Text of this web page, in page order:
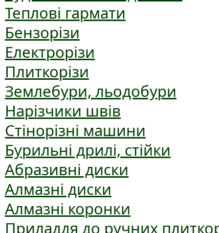
Теплові гармати
Бензорізи
Електрорізи
Плиткорізи
Землебури, льодобури
Нарізчики швів
Стінорізні машини
Бурильні дрилі, стійки
Абразивні диски
Алмазні диски
Алмазні коронки
Приладдя до ручних